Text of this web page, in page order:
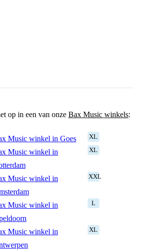
op in een van onze Bax Music winkels:
Music winkel in Goes XL
Music winkel in
XL
Music winkel in
XXL
Music winkel in
L
Music winkel in
XL